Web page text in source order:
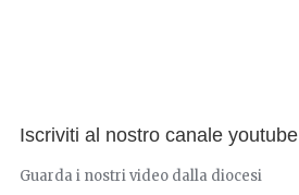
Iscriviti al nostro canale youtube
Guarda i nostri video dalla diocesi